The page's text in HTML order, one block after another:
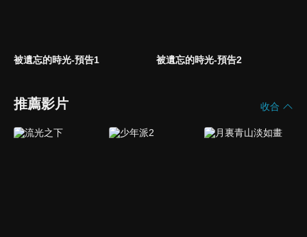
被遺忘的時光-預告1 被遺忘的時光-預告2
推薦影片 收合